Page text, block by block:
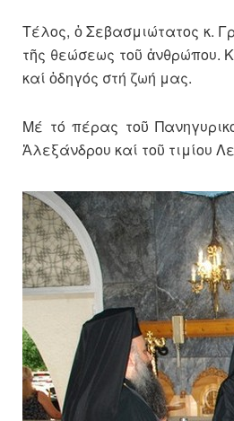
Τέλος, ὁ Σεβασμιώτατος κ.
τῆς θεώσεως τοῦ ἀνθρώπου.
καί ὁδηγός στή ζωή μας.
Μέ τό πέρας τοῦ
Ἀλεξάνδρου καί τοῦ τιμίου